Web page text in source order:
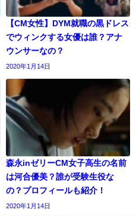
【CM女性】DYM就職の黒ドレス
でウィンクする女優は誰？アナ
ウンサーなの？
2020年1月14日
森永inゼリーCM女子高生の名前
は河合優美？誰が受験生役な
の？プロフィールも紹介！
2020年1月14日